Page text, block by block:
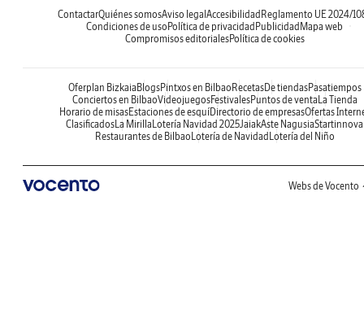
ContactarQuiénes somosAviso legal Accesibilidad Reglamento UE 2024/
Condiciones de uso Política de privacidad Publicidad Mapa web
Compromisos editorialesPolítica de cookies
Oferplan Bizkaia BlogsPintxos en Bilbao RecetasDe tiendasPasatiempos
Conciertos en BilbaoVideojuegosFestivalesPuntos de venta La Tienda
Horario de misasEstaciones de esquíDirectorio de empresasOfertas
Clasificados La Mirilla Lotería Navidad 2025JaiakAste NagusiaStartinnova
Restaurantes de Bilbao Lotería de Navidad Lotería del Niño
Webs de Vocento